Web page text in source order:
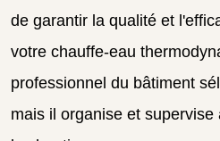
de garantir la qualité et
votre chauffe-eau
professionnel du bâtiment
mais il organise et